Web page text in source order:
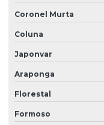
Coronel Murta
Coluna
Japonvar
Araponga
Florestal
Formoso